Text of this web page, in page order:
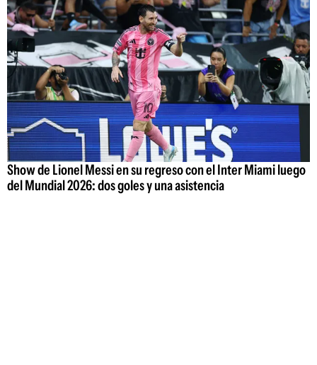
Show de Lionel Messi en su regreso con el Inter Miami luego
del Mundial 2026: dos goles y una asistencia